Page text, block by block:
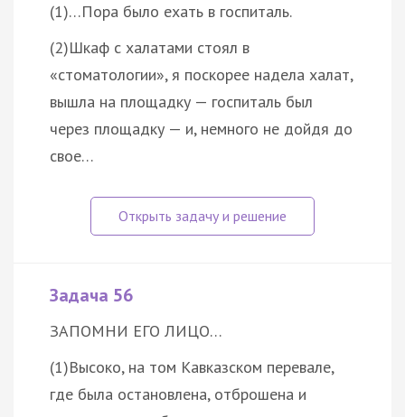
(1)…Пора было ехать в госпиталь.
(2)Шкаф с халатами стоял в
«стоматологии», я поскорее надела халат,
вышла на площадку — госпиталь был
через площадку — и, немного не дойдя до
свое…
Задача 56
ЗАПОМНИ ЕГО ЛИЦО…
(1)Высоко, на том Кавказском перевале,
где была остановлена, отброшена и